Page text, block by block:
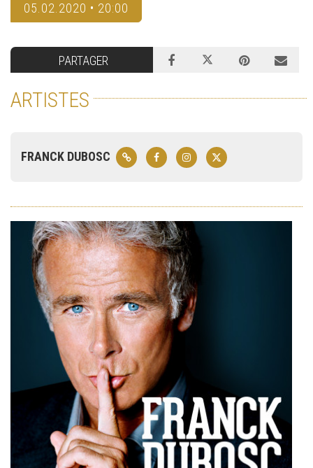
05.02.2020 • 20:00
PARTAGER
ARTISTES
FRANCK DUBOSC